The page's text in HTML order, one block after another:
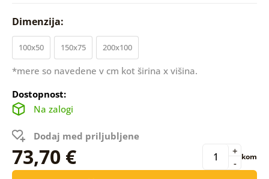
Dimenzija:
100x50 150x75 200x100
*mere so navedene v cm kot širina x višina.
Dostopnost:
Na zalogi
Dodaj med priljubljene
73,70 € -
+ kom